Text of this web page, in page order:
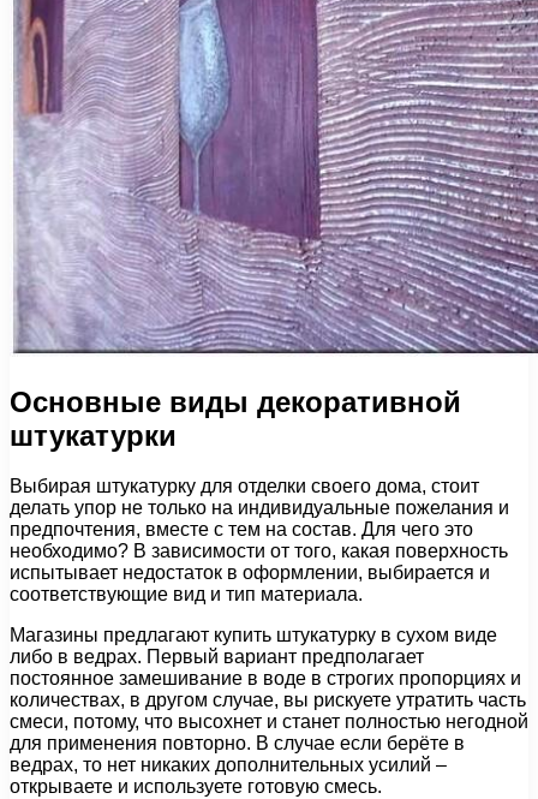
Основные виды декоративной
штукатурки
Выбирая штукатурку для отделки своего дома, стоит
делать упор не только на индивидуальные пожелания и
предпочтения, вместе с тем на состав. Для чего это
необходимо? В зависимости от того, какая поверхность
испытывает недостаток в оформлении, выбирается и
соответствующие вид и тип материала.
Магазины предлагают купить штукатурку в сухом виде
либо в ведрах. Первый вариант предполагает
постоянное замешивание в воде в строгих пропорциях и
количествах, в другом случае, вы рискуете утратить часть
смеси, потому, что высохнет и станет полностью негодной
для применения повторно. В случае если берёте в
ведрах, то нет никаких дополнительных усилий –
открываете и используете готовую смесь.